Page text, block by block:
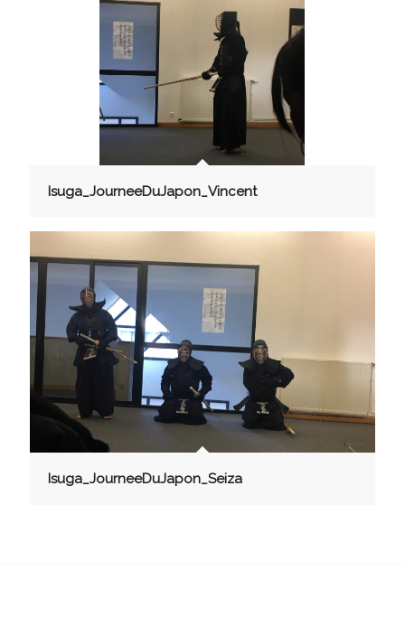
Isuga_JourneeDuJapon_Vincent
Isuga_JourneeDuJapon_Seiza